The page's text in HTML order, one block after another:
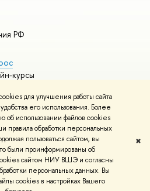
для улучшения работы сайта
его использования. Более
об использовании файлов cookies
правила обработки персональных
пользоваться сайтом, вы
были проинформированы об
сайтом НИУ ВШЭ и согласны
персональных данных. Вы
cookies в настройках Вашего
✖
РФ
курсы
и контакты
технологий в НИУ ВШЭ